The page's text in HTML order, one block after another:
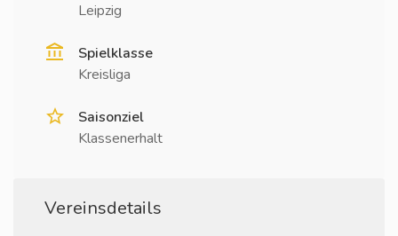
Leipzig
Spielklasse
Kreisliga
Saisonziel
Klassenerhalt
Vereinsdetails